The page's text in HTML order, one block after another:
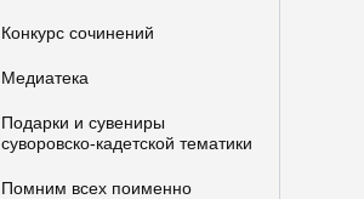
Конкурс сочинений
Медиатека
Подарки и сувениры
суворовско-кадетской тематики
Помним всех поименно